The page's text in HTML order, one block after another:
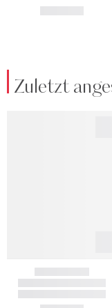
Zuletzt